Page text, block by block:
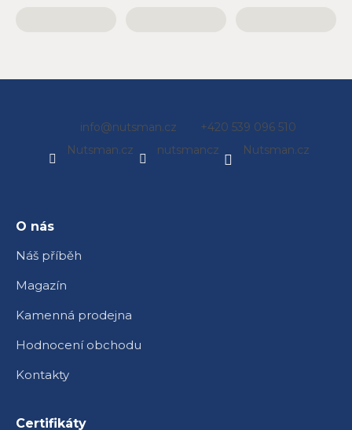
info@nutsman.cz
+420 539 096 510
Nutsman.cz
nutsmancz Nutsman.cz
O nás
Náš příběh
Magazín
Kamenná prodejna
Hodnocení obchodu
Kontakty
Certifikáty